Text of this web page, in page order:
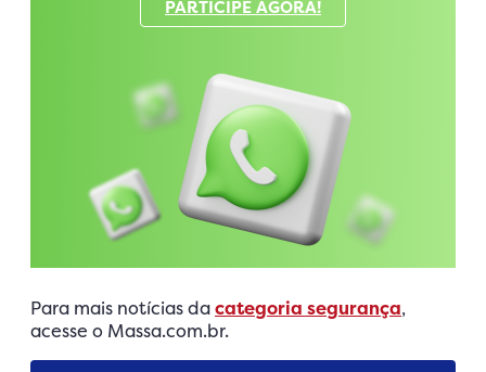
PARTICIPE AGORA!
Para mais notícias dacategoria segurança,
acesse o Massa.com.br.